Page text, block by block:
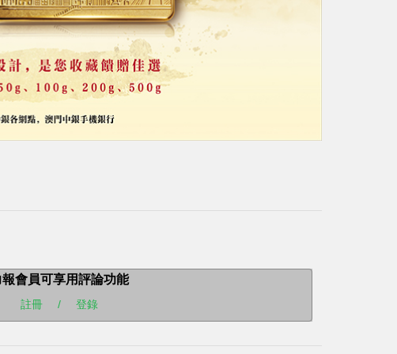
會員可享用評論功能
註冊 / 登錄